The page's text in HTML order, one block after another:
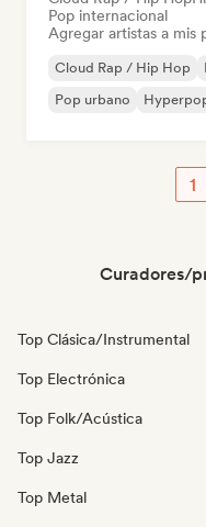
Pop internacional
Agregar artistas a mis
Cloud Rap / Hip Hop
Pop urbano
1
Curadores/
Top Clásica/Instrumental
Top Electrónica
Top Folk/Acústica
Top Jazz
Top Metal